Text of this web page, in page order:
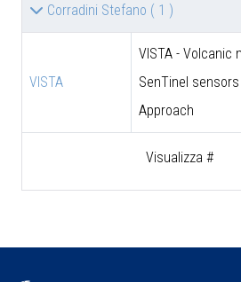
Visualizza #
Corradini Stefano ( 1 )
VISTA
VISTA - Volcanic
SenTinel
Approach